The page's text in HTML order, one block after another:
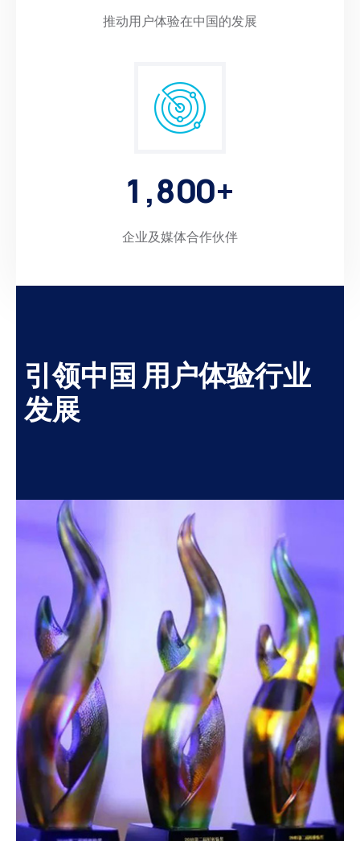
推动用户体验在中国的发展
1 ,800+
企业及媒体合作伙伴
引领中国 用户体验行业
发展